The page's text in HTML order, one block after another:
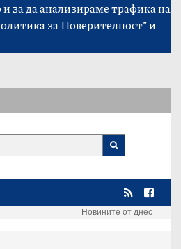
за да анализираме трафика на
за Поверителност”и
Новините от днес